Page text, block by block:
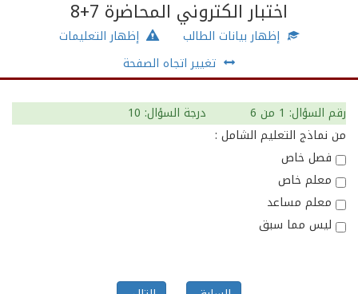
اختبار الكتروني المحاضرة 7+8
إظهار بيانات الطالب
إظهار التعليمات
تغيير اتجاه الصفحة
رقم السؤال: 1 من 6
درجة السؤال: 10
من نماذج التعليم الشامل :
فصل خاص
معلم خاص
معلم مساعد
ليس مما سبق